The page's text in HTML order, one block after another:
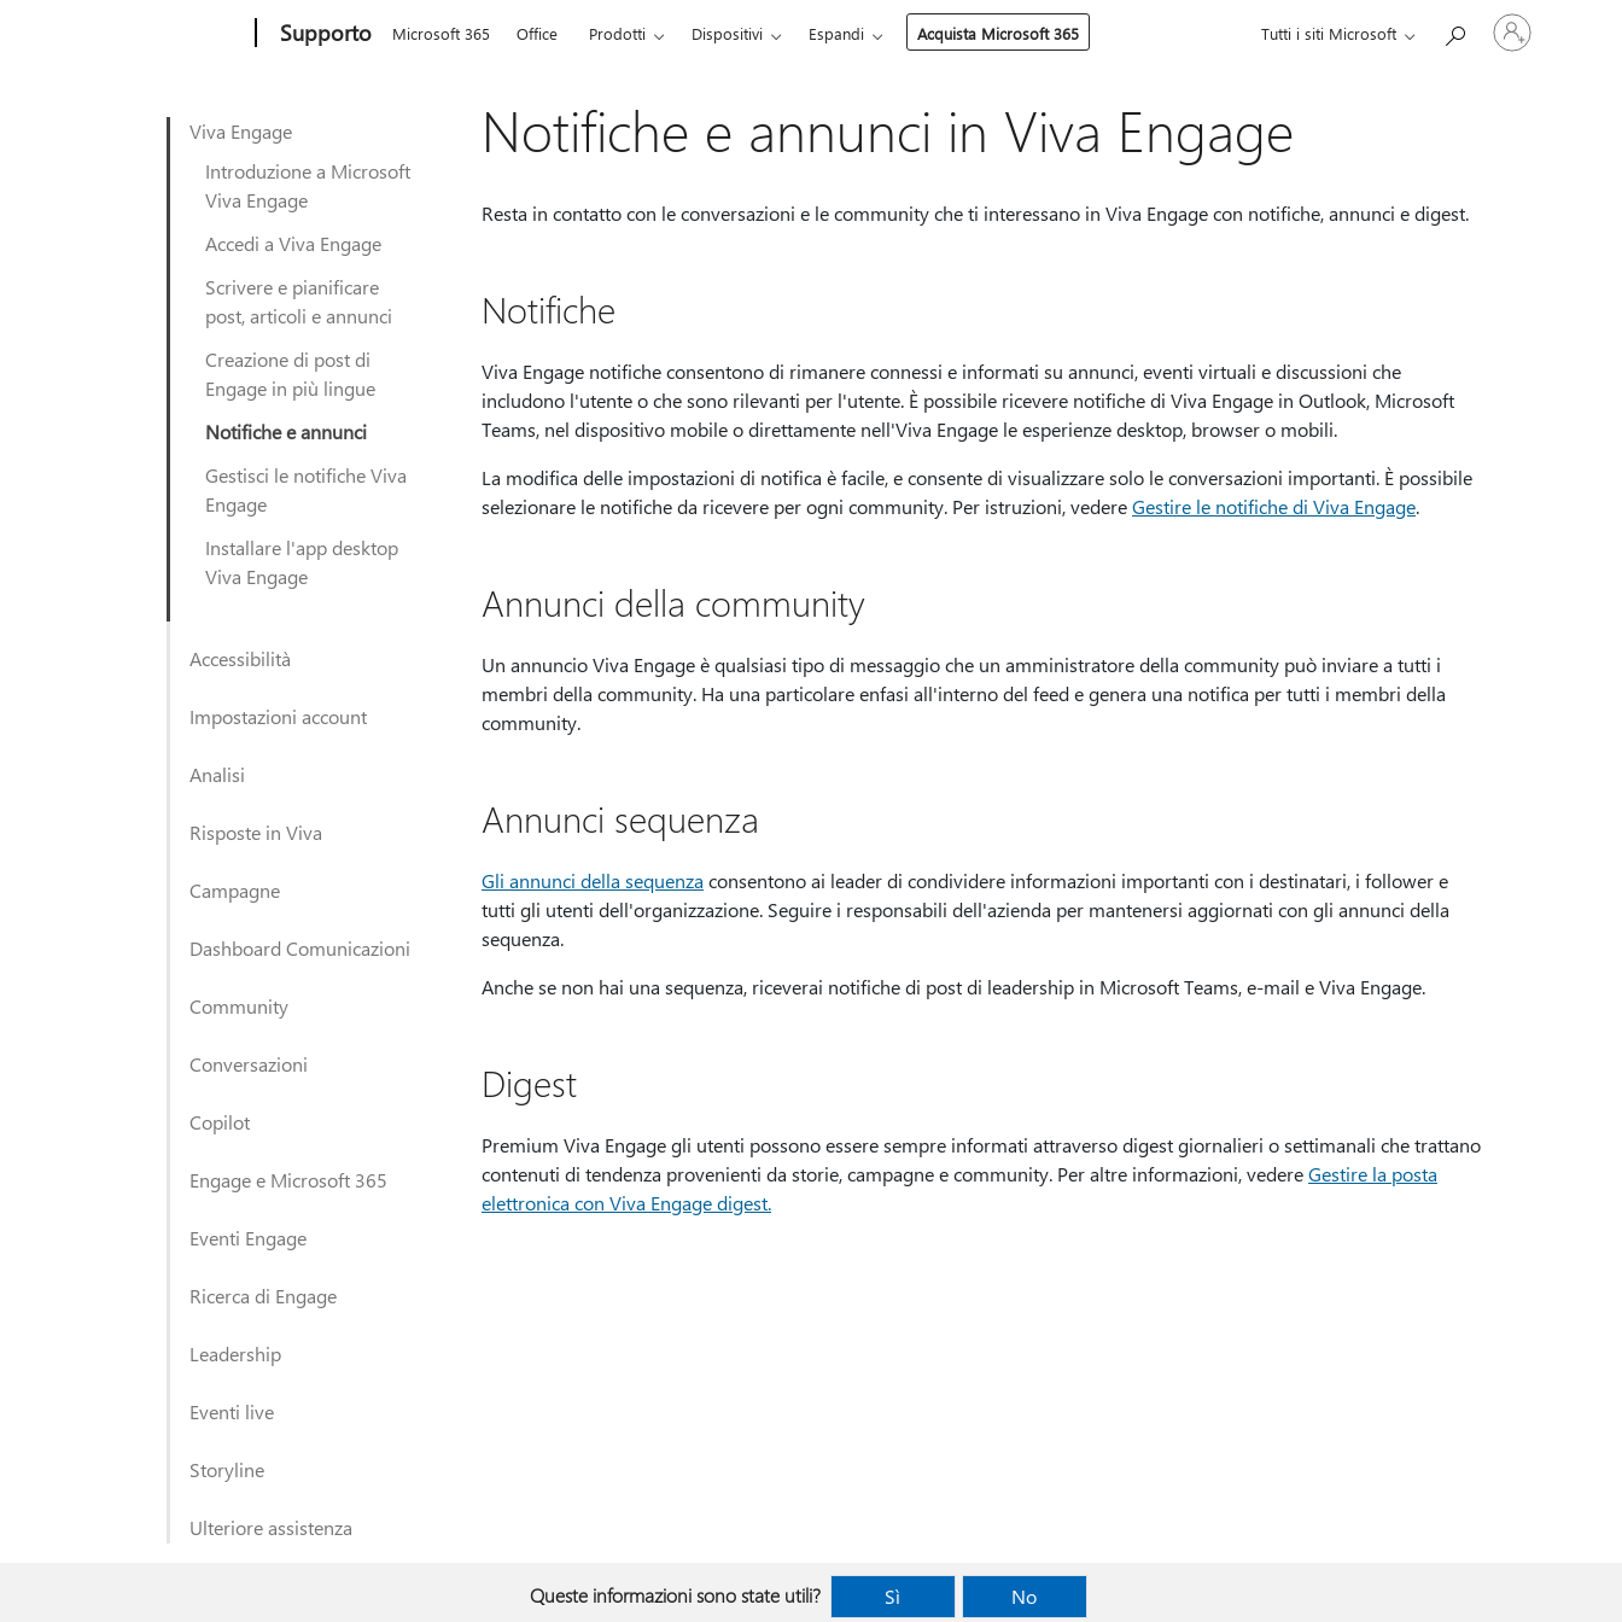
Supporto Microsoft 365 Office Prodotti Dispositivi Espandi Acquista Microsoft 365 Tutti i siti Microsoft
Accedi
con
Viva Engage
Introduzione a Microsoft
Viva Engage
Accedi a Viva Engage
Scrivere e pianificare
post, articoli e annunci
Creazione di post di
Engage in più lingue
Notifiche e annunci
Gestisci le notifiche Viva
Engage
Installare l'app desktop
Viva Engage
Accessibilità
Impostazioni account
Analisi
Risposte in Viva
Campagne
Dashboard Comunicazioni
Community
Conversazioni
Copilot
Engage e Microsoft 365
Eventi Engage
Ricerca di Engage
Leadership
Eventi live
Storyline
Ulteriore assistenza
Notifiche e annunci in Viva Engage
Resta in contatto con le conversazioni e le community che ti interessano in Viva Engage con notifiche, annunci e digest.
Notifiche
Viva Engage notifiche consentono di rimanere connessi e informati su annunci, eventi virtuali e discussioni che
includono l'utente o che sono rilevanti per l'utente. È possibile ricevere notifiche di Viva Engage in Outlook, Microsoft
Teams, nel dispositivo mobile o direttamente nell'Viva Engage le esperienze desktop, browser o mobili.
La modifica delle impostazioni di notifica è facile, e consente di visualizzare solo le conversazioni importanti. È possibile
selezionare le notifiche da ricevere per ogni community. Per istruzioni, vedereGestire le notifiche di Viva Engage.
Annunci della community
Un annuncio Viva Engage è qualsiasi tipo di messaggio che un amministratore della community può inviare a tutti i
membri della community. Ha una particolare enfasi all'interno del feed e genera una notifica per tutti i membri della
community.
Annunci sequenza
Gli annunci della sequenza consentono ai leader di condividere informazioni importanti con i destinatari, i follower e
tutti gli utenti dell'organizzazione. Seguire i responsabili dell'azienda per mantenersi aggiornati con gli annunci della
sequenza.
Anche se non hai una sequenza, riceverai notifiche di post di leadership in Microsoft Teams, e-mail e Viva Engage.
Digest
Premium Viva Engage gli utenti possono essere sempre informati attraverso digest giornalieri o settimanali che trattano
contenuti di tendenza provenienti da storie, campagne e community. Per altre informazioni, vedereGestire la posta
elettronica con Viva Engage digest.
Queste informazioni sono state utili? Sì No